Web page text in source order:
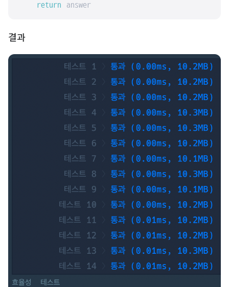
return answer
결과